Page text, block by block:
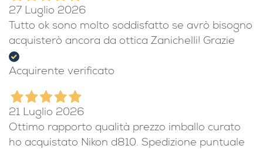
27 Luglio 2026
Tutto ok sono molto soddisfatto se avrò bisogno
acquisterò ancora da ottica Zanichelli! Grazie
Acquirente verificato
21 Luglio 2026
Ottimo rapporto qualità prezzo imballo curato
ho acquistato Nikon d810. Spedizione puntuale